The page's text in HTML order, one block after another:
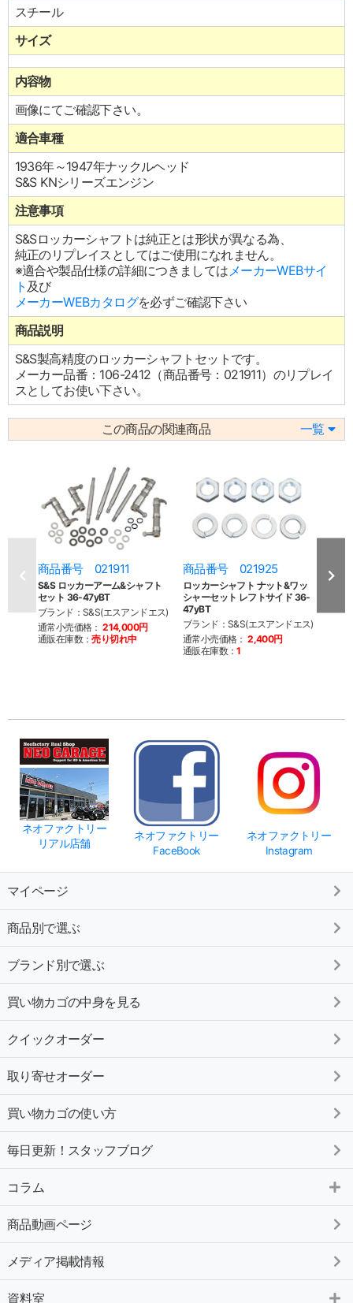
スチール
サイズ
内容物
画像にてご確認下さい。
適合車種
1936年～1947年ナックルヘッド
S&S KNシリーズエンジン
注意事項
S&Sロッカーシャフトは純正とは形状が異なる為、
純正のリプレイスとしてはご使用になれません。
※適合や製品仕様の詳細につきましてはメーカーWEBサイ
ト 及び
メーカーWEBカタログを必ずご確認下さい
商品説明
S&S製高精度のロッカーシャフトセットです。
メーカー品番：106-2412（商品番号：021911）のリプレイ
スとしてお使い下さい。
この商品の関連商品 一覧
商品番号 021911
S&S ロッカーアーム&シャフト
セット 36-47yBT
ブランド：S&S(エスアンドエス)
通常小売価格： 214,000円
通販在庫数：売り切れ中
商品番号 021925
ロッカーシャフト ナット&ワッ
シャーセット レフトサイド 36-
47yBT
ブランド：S&S(エスアンドエス)
通常小売価格： 2,400円
通販在庫数：1
商
ブラ
ネオファクトリー
リアル店舗
ネオファクトリー
FaceBook
ネオファクトリー
Instagram
マイページ
商品別で選ぶ
ブランド別で選ぶ
買い物カゴの中身を見る
クイックオーダー
取り寄せオーダー
買い物カゴの使い方
毎日更新！スタッフブログ
コラム
商品動画ページ
メディア掲載情報
資料室